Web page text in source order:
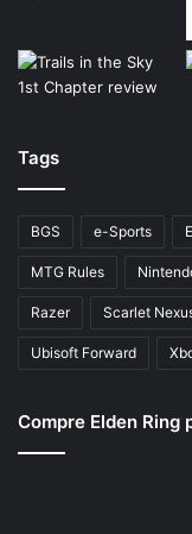
Tags
BGS e-Sports
MTG Rules
Razer Scarlet
Ubisoft Forward
Compre Elden Ring